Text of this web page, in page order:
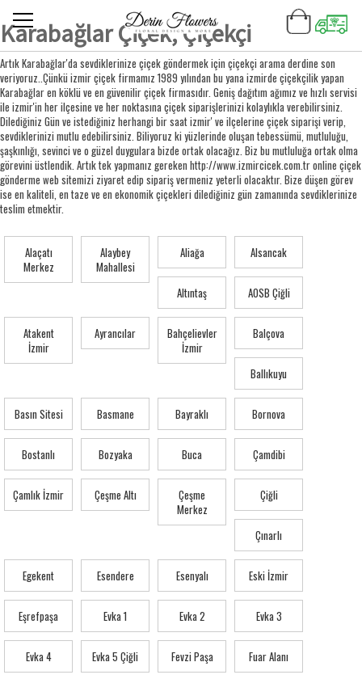
Karabağlar Çiçek, Çiçekçi
Artık Karabağlar'da sevdiklerinize çiçek göndermek için çiçekçi arama derdine son
veriyoruz..Çünkü izmir çiçek firmamız 1989 yılından bu yana izmirde çiçekçilik yapan
Karabağlar en köklü ve en güvenilir çiçek firmasıdır. Geniş dağıtım ağımız ve hızlı servisi
ile izmir'in her ilçesine ve her noktasına çiçek siparişlerinizi kolaylıkla verebilirsiniz.
Dilediğiniz Gün ve istediğiniz herhangi bir saat izmir' ve ilçelerine çiçek siparişi verip,
sevdiklerinizi mutlu edebilirsiniz. Biliyoruz ki yüzlerinde oluşan tebessümü, mutluluğu,
şaşkınlığı, sevinci ve o güzel duygulara bizde ortak olacağız. Biz bu mutluluğa ortak olma
görevini üstlendik. Artık tek yapmanız gereken http://www.izmircicek.com.tr online çiçek
gönderme web sitemizi ziyaret edip sipariş vermeniz yeterli olacaktır. Bize düşen görev
ise en kaliteli, en taze ve en ekonomik çiçekleri dilediğiniz gün zamanında sevdiklerinize
teslim etmektir.
Alaçatı
Merkez
Alaybey
Mahallesi
Aliağa Alsancak
Altıntaş AOSB Çiğli
Atakent
İzmir
Ayrancılar
Bahçelievler
İzmir
Balçova
Ballıkuyu
Basın Sitesi Basmane Bayraklı Bornova
Bostanlı Bozyaka Buca Çamdibi
Çamlık İzmir Çeşme Altı
Çeşme
Merkez
Çiğli
Çınarlı
Egekent Esendere Esenyalı Eski İzmir
Eşrefpaşa Evka 1 Evka 2 Evka 3
Evka 4 Evka 5 Çiğli Fevzi Paşa Fuar Alanı